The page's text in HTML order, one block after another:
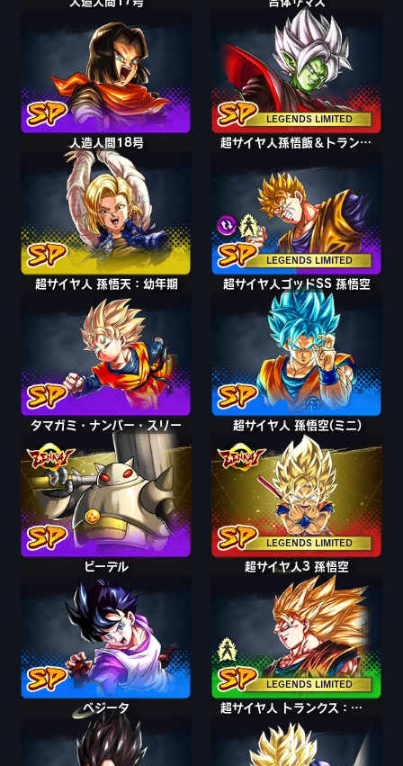
LEGENDS LIMITED
人造人間18号
LEGENDS LIMITED
超サイヤ人孫悟飯＆トランクス：少年期
超サイヤ人 孫悟天：幼年期 超サイヤ人ゴッドSS 孫悟空
タマガミ・ナンバー・スリー
LEGENDS LIMITED
超サイヤ人 孫悟空(ミニ)
ビーデル
LEGENDS LIMITED
超サイヤ人2 孫悟空
超サイヤ人3 孫悟空
ベジータ 超サイヤ人 トランクス：青年期